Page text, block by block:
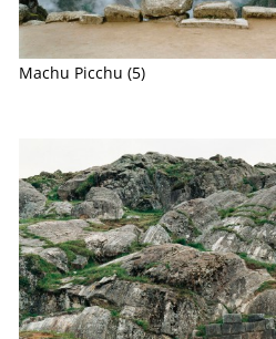
Machu Picchu (5)